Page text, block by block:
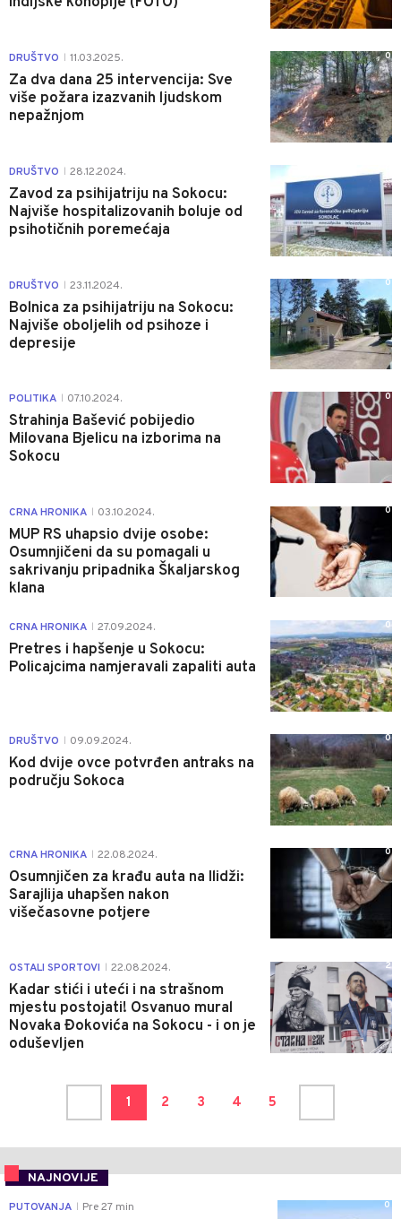
DRUŠTVO 11.03.2025.
Za dva dana 25 intervencija: Sve
više požara izazvanih ljudskom
nepažnjom
0
DRUŠTVO 28.12.2024.
Zavod za psihijatriju na Sokocu:
Najviše hospitalizovanih boluje od
psihotičnih poremećaja
DRUŠTVO 23.11.2024.
Bolnica za psihijatriju na Sokocu:
Najviše oboljelih od psihoze i
depresije
0
POLITIKA 07.10.2024.
Strahinja Bašević pobijedio
Milovana Bjelicu na izborima na
Sokocu
0
CRNA HRONIKA 03.10.2024.
MUP RS uhapsio dvije osobe:
Osumnjičeni da su pomagali u
sakrivanju pripadnika Škaljarskog
klana
0
CRNA HRONIKA 27.09.2024.
Pretres i hapšenje u Sokocu:
Policajcima namjeravali zapaliti auta
0
DRUŠTVO 09.09.2024.
Kod dvije ovce potvrđen antraks na
području Sokoca
0
CRNA HRONIKA 22.08.2024.
Osumnjičen za krađu auta na Ilidži:
Sarajlija uhapšen nakon
višečasovne potjere
0
OSTALI SPORTOVI 22.08.2024.
Kadar stići i uteći i na strašnom
mjestu postojati! Osvanuo mural
Novaka Đokovića na Sokocu - i on je
oduševljen
2
1 2 3 4 5
NAJNOVIJE
0
PUTOVANJA Pre 27 min